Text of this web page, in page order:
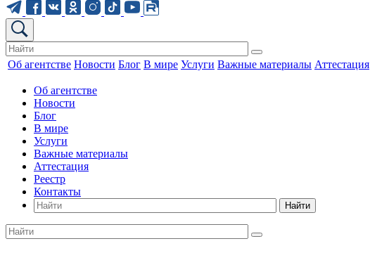
Об агентстве Новости Блог В мире Услуги Важные материалы Аттестация
Об агентстве
Новости
Блог
В мире
Услуги
Важные материалы
Аттестация
Реестр
Контакты
Найти